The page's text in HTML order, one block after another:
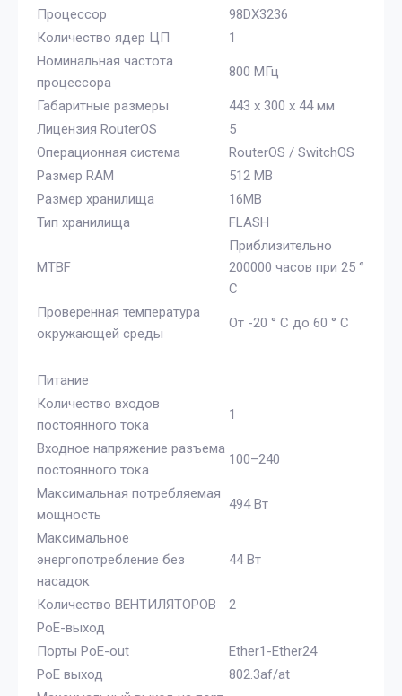
Процессор
98DX3236
Количество ядер ЦП
1
Номинальная частота
процессора
800 МГц
Габаритные размеры
443 х 300 х 44 мм
Лицензия RouterOS
5
Операционная система
RouterOS / SwitchOS
Размер RAM
512 MB
Размер хранилища
16MB
Тип хранилища
FLASH
MTBF
Приблизительно
200000 часов при 25 °
C
Проверенная температура
окружающей среды
От -20 ° C до 60 ° C
Питание
Количество входов
постоянного тока
1
Входное напряжение разъема
постоянного тока
100–240
Максимальная потребляемая
мощность
494 Вт
Максимальное
энергопотребление без
насадок
44 Вт
Количество ВЕНТИЛЯТОРОВ
2
PoE-выход
Порты PoE-out
Ether1-Ether24
PoE выход
802.3af/at